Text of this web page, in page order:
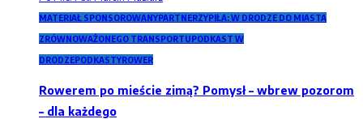
MATERIAŁ SPONSOROWANYPARTNERZYPIŁA: W DRODZE DO MIASTA
ZRÓWNOWAŻONEGO TRANSPORTUPODKAST W
DRODZEPODKASTYROWER
Rowerem po mieście zimą? Pomysł – wbrew pozorom
– dla każdego